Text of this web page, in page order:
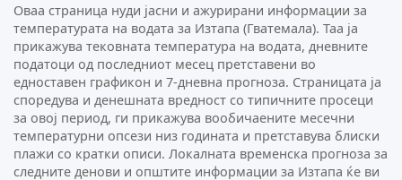
Оваа страница нуди јасни и ажурирани информации за
температурата на водата за Изтапа (Гватемала). Таа ја
прикажува тековната температура на водата, дневните
податоци од последниот месец претставени во
едноставен графикон и 7-дневна прогноза. Страницата ја
споредува и денешната вредност со типичните просеци
за овој период, ги прикажува вообичаените месечни
температурни опсези низ годината и претставува блиски
плажи со кратки описи. Локалната временска прогноза за
следните денови и општите информации за Изтапа ќе ви